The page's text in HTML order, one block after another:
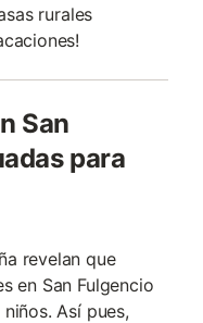
rurales
San
para
revelan que
en San Fulgencio
Así pues,